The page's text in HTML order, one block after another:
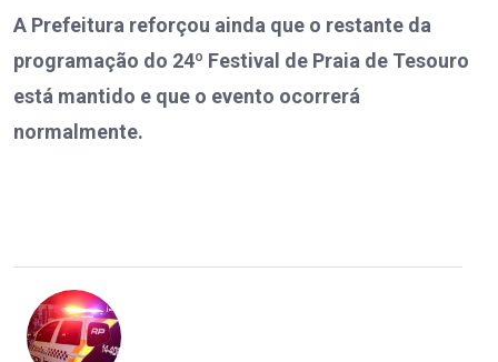
A Prefeitura reforçou ainda que o restante da
programação do 24º Festival de Praia de Tesouro
está mantido e que o evento ocorrerá
normalmente.